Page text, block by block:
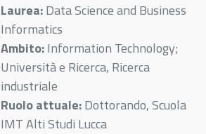
Laurea:Data Science and Business
Informatics
Ambito:Information Technology;
Università e Ricerca, Ricerca
industriale
Ruolo attuale:Dottorando, Scuola
IMT Alti Studi Lucca